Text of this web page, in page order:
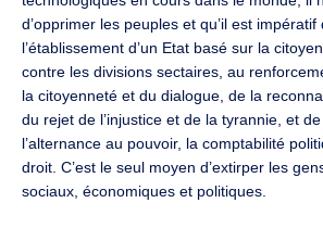
d’opprimer les peuples et qu’il est
l’établissement d’un Etat basé sur la
contre les divisions sectaires, au
la citoyenneté et du dialogue, de la
du rejet de l’injustice et de la tyrannie, et
l’alternance au pouvoir, la comptabilité
droit. C’est le seul moyen d’extirper les
sociaux, économiques et politiques.